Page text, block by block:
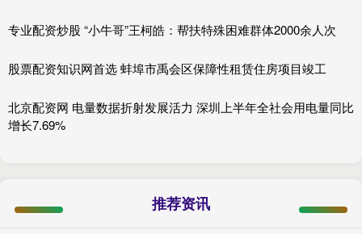
专业配资炒股 “小牛哥”王柯皓：帮扶特殊困难群体2000余人次
股票配资知识网首选 蚌埠市禹会区保障性租赁住房项目竣工
北京配资网 电量数据折射发展活力 深圳上半年全社会用电量同比
增长7.69%
推荐资讯